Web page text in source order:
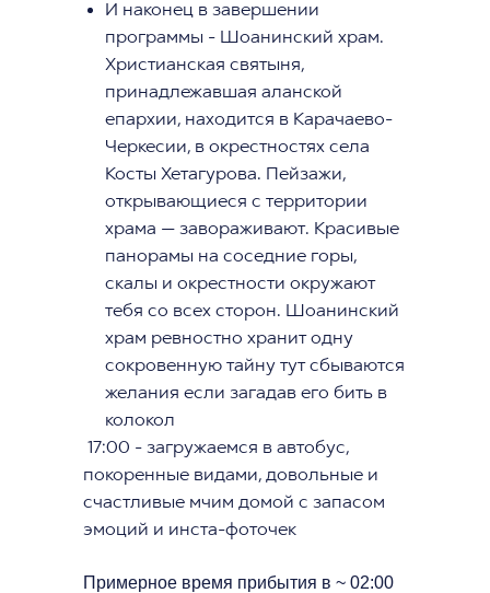
И наконец в завершении
программы - Шоанинский храм.
Христианская святыня,
принадлежавшая аланской
епархии, находится в Карачаево-
Черкесии, в окрестностях села
Косты Хетагурова. Пейзажи,
открывающиеся с территории
храма — завораживают. Красивые
панорамы на соседние горы,
скалы и окрестности окружают
тебя со всех сторон. Шоанинский
храм ревностно хранит одну
сокровенную тайну тут сбываются
желания если загадав его бить в
колокол
17:00 - загружаемся в автобус,
покоренные видами, довольные и
счастливые мчим домой с запасом
эмоций и инста-фоточек
Примерное время прибытия в ~ 02:00